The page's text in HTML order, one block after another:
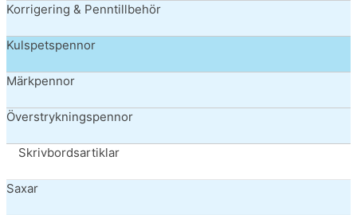
Korrigering & Penntillbehör
Kulspetspennor
Märkpennor
Överstrykningspennor
Skrivbordsartiklar
Saxar